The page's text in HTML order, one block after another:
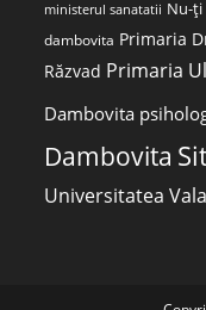
ministerul sanatatii Nu-
dambovita Primaria
Răzvad Primaria
Dambovita
Dambovita
Universitatea